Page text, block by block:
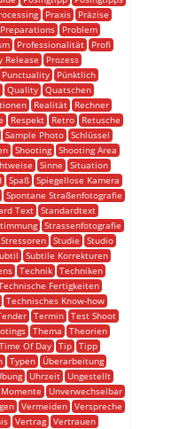
Praxis
Präzise
Preparations
Problem
Professionalität
Profi
Release
Prozess
Punctuality
Pünktlich
Quality
Quatschen
Realität
Rechner
Respekt Retro
Retusche
Sample Photo Schlüssel
Shooting
Shooting Area
Sinne
Situation
Spaß
Spiegellose Kamera
Spontane Straßenfotografie
Text
Standardtext
Strassenfotografie
Stressoren Studie
Studio
Subtile Korrekturen
Technik
Techniken
Fertigkeiten
Technisches Know-how
Termin
Test Shoot
Thema
Theorien
Time Of Day Tip
Tipp
Typen
Überarbeitung
Uhrzeit
Ungestellt
Unverwechselbar
Vermeiden
Verspreche
Vertrag Vertrauen